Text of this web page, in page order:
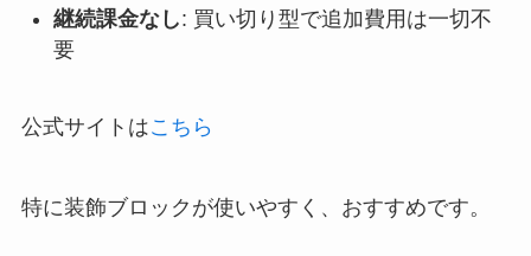
継続課金なし: 買い切り型で追加費用は一切不
要
公式サイトはこちら
特に装飾ブロックが使いやすく、おすすめです。